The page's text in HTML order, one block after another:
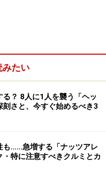
治療法……乳児も大人も多
予防法……子供が使うもの
の症状……口内に痛
みたい
る？ 8人に1人を襲う「ヘッ
刻さと、今すぐ始めるべき3
も……急増する「ナッツアレ
・特に注意すべきクルミとカ